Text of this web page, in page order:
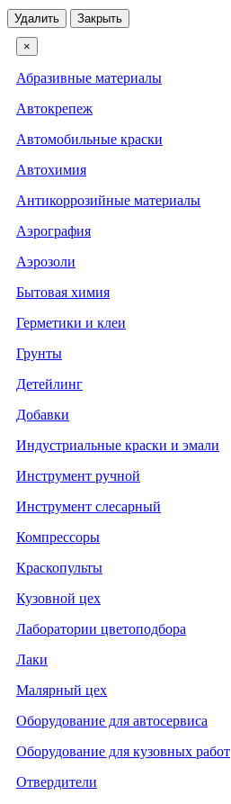
Удалить Закрыть
×
Абразивные материалы
Автокрепеж
Автомобильные краски
Автохимия
Антикоррозийные материалы
Аэрография
Аэрозоли
Бытовая химия
Герметики и клеи
Грунты
Детейлинг
Добавки
Индустриальные краски и эмали
Инструмент ручной
Инструмент слесарный
Компрессоры
Краскопульты
Кузовной цех
Лаборатории цветоподбора
Лаки
Малярный цех
Оборудование для автосервиса
Оборудование для кузовных работ
Отвердители